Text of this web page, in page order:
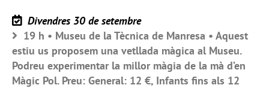
Divendres 30 de setembre
19 h • Museu de la Tècnica de Manresa • Aquest
estiu us proposem una vetllada màgica al Museu.
Podreu experimentar la millor màgia de la mà d’en
Màgic Pol. Preu: General: 12 €, Infants fins als 12